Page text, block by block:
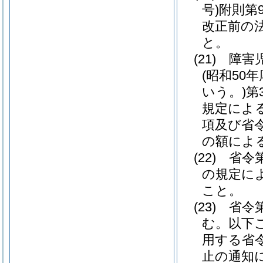
号)附則第
改正前の
と。
(21)
障害
(昭和50
いう。)第
規定によ
項及び省
の額によ
(22)
省令
の規定に
こと。
(23)
省令
む。以下
用する省
止の通知